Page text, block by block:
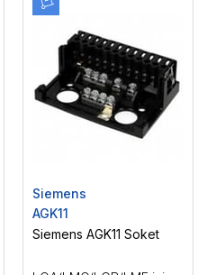
Siemens
AGK11
Siemens AGK11 Soket